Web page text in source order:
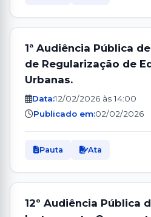
1ª Audiência Pública
de Regularização de
Urbanas.
Data:12/02/2026 às 14:00
Publicado em:02/02/2026
Pauta Ata
12º Audiência Pública